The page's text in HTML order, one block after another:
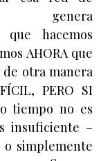
genera
hacemos
AHORA que
otra manera
PERO SI
tiempo no es
insuficiente –
o simplemente